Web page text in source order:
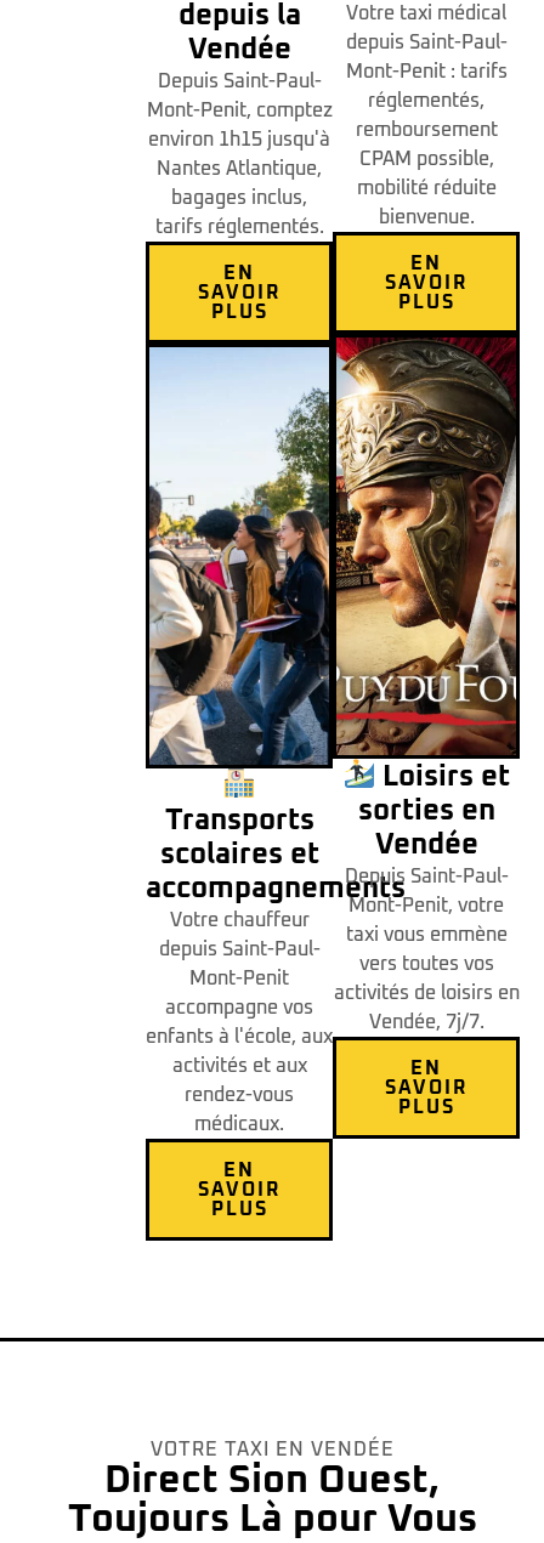
depuis la
Vendée
Depuis Saint-Paul-
Mont-Penit, comptez
environ 1h15 jusqu'à
Nantes Atlantique,
bagages inclus,
tarifs réglementés.
EN
SAVOIR
PLUS
Transports
scolaires et
accompagnements
Votre chauffeur
depuis Saint-Paul-
Mont-Penit
accompagne vos
enfants à l'école, aux
activités et aux
rendez-vous
médicaux.
EN
SAVOIR
PLUS
Votre taxi médical
depuis Saint-Paul-
Mont-Penit : tarifs
réglementés,
remboursement
CPAM possible,
mobilité réduite
bienvenue.
EN
SAVOIR
PLUS
Loisirs et
sorties en
Vendée
Depuis Saint-Paul-
Mont-Penit, votre
taxi vous emmène
vers toutes vos
activités de loisirs en
Vendée, 7j/7.
EN
SAVOIR
PLUS
VOTRE TAXI EN VENDÉE
Direct Sion Ouest,
Toujours Là pour Vous